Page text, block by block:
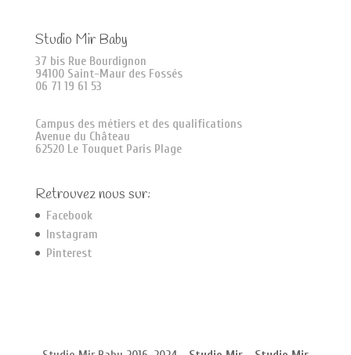
Studio Mir Baby
37 bis Rue Bourdignon
94100 Saint-Maur des Fossés
06 71 19 61 53
Campus des métiers et des qualifications
Avenue du Château
62520 Le Touquet Paris Plage
Retrouvez nous sur:
Facebook
Instagram
Pinterest